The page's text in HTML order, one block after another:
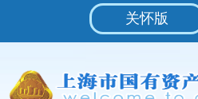
碍
说
关怀版